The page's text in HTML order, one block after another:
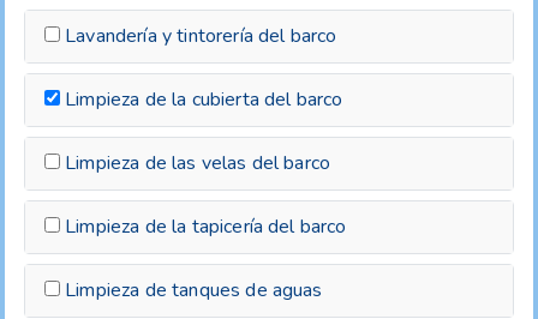
Lavandería y tintorería del barco
Limpieza de la cubierta del barco
Limpieza de las velas del barco
Limpieza de la tapicería del barco
Limpieza de tanques de aguas